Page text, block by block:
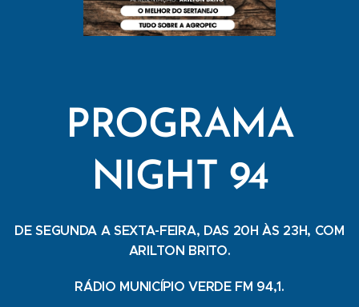
PROGRAMA
NIGHT 94
DE SEGUNDA A SEXTA-FEIRA, DAS 20H ÀS 23H, COM
ARILTON BRITO.
RÁDIO MUNICÍPIO VERDE FM 94,1.